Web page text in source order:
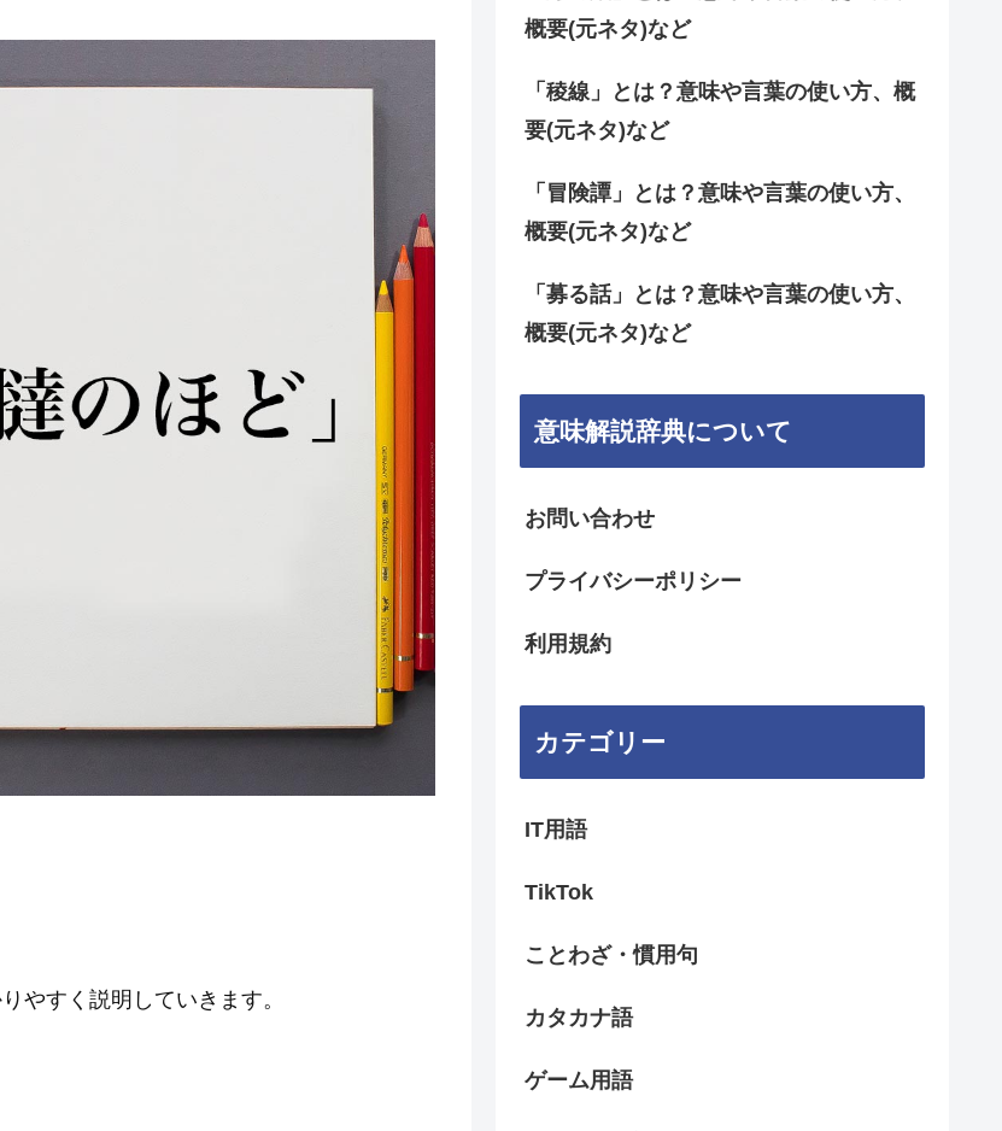
やすく説明していきます。
概要(元ネタ)など
「稜線」とは？意味や言葉の使い方、概
要(元ネタ)など
「冒険譚」とは？意味や言葉の使い方、
概要(元ネタ)など
「募る話」とは？意味や言葉の使い方、
概要(元ネタ)など
意味解説辞典について
お問い合わせ
プライバシーポリシー
利用規約
カテゴリー
IT用語
TikTok
ことわざ・慣用句
カタカナ語
ゲーム用語